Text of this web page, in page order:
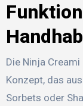
Die Ninja
Konzept, das
Sorbets oder